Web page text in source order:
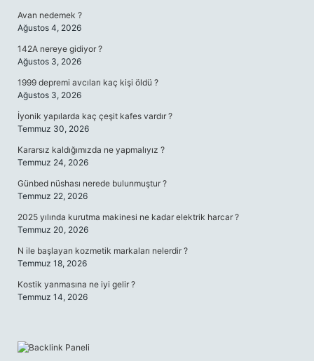
Avan nedemek ?
Ağustos 4, 2026
142A nereye gidiyor ?
Ağustos 3, 2026
1999 depremi avcıları kaç kişi öldü ?
Ağustos 3, 2026
İyonik yapılarda kaç çeşit kafes vardır ?
Temmuz 30, 2026
Kararsız kaldığımızda ne yapmalıyız ?
Temmuz 24, 2026
Günbed nüshası nerede bulunmuştur ?
Temmuz 22, 2026
2025 yılında kurutma makinesi ne kadar elektrik harcar ?
Temmuz 20, 2026
N ile başlayan kozmetik markaları nelerdir ?
Temmuz 18, 2026
Kostik yanmasına ne iyi gelir ?
Temmuz 14, 2026